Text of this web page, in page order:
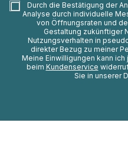
Durch die Bestätigung der
Analyse durch individuelle
von Öffnungsraten und
Gestaltung zukünftiger
Nutzungsverhalten in
direkter Bezug zu meiner
Meine Einwilligungen kann
beim Kundenservice
Sie in unserer